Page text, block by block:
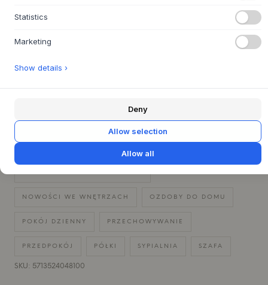
SPECYFIKACJA PRODUKTU +
MASZ PYTANIA DOTYCZĄCE TEGO ARTYKUŁU? +
30 DNI NA ŁATWY ZWROT
SZYBKA DOSTAWA +
NOWOŚCI WE WNĘTRZACH OZDOBY DO DOMU
POKÓJ DZIENNY PRZECHOWYWANIE
PRZEDPOKÓJ PÓŁKI SYPIALNIA SZAFA
SKU: 5713524048100
Statistics
Marketing
Show details ›
Deny
Allow selection
Allow all